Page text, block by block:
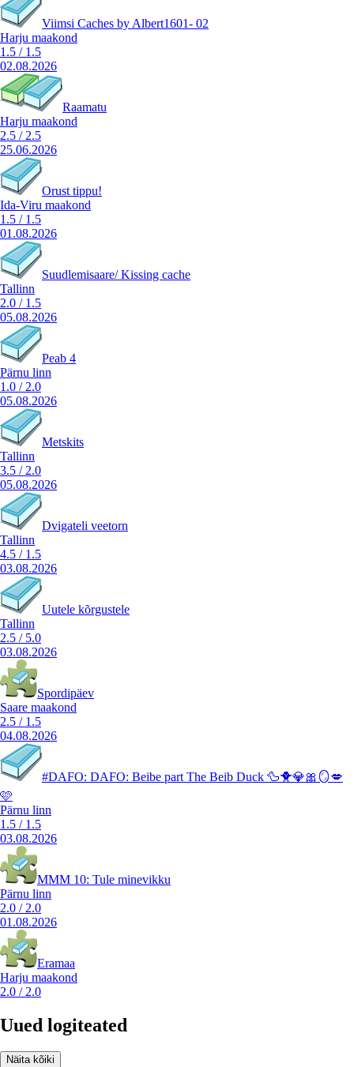
Viimsi Caches by Albert1601- 02
Harju maakond
1.5 / 1.5
02.08.2026
Raamatu
Harju maakond
2.5 / 2.5
25.06.2026
Orust tippu!
Ida-Viru maakond
1.5 / 1.5
01.08.2026
Suudlemisaare/ Kissing cache
Tallinn
2.0 / 1.5
05.08.2026
Peab 4
Pärnu linn
1.0 / 2.0
05.08.2026
Metskits
Tallinn
3.5 / 2.0
05.08.2026
Dvigateli veetorn
Tallinn
4.5 / 1.5
03.08.2026
Uutele kõrgustele
Tallinn
2.5 / 5.0
03.08.2026
Spordipäev
Saare maakond
2.5 / 1.5
04.08.2026
#DAFO: DAFO: Beibe part The Beib Duck 🦆🐥💎🎀🪞💋
🩷
Pärnu linn
1.5 / 1.5
03.08.2026
MMM 10: Tule minevikku
Pärnu linn
2.0 / 2.0
01.08.2026
Eramaa
Harju maakond
2.0 / 2.0
Uued logiteated
Näita kõiki